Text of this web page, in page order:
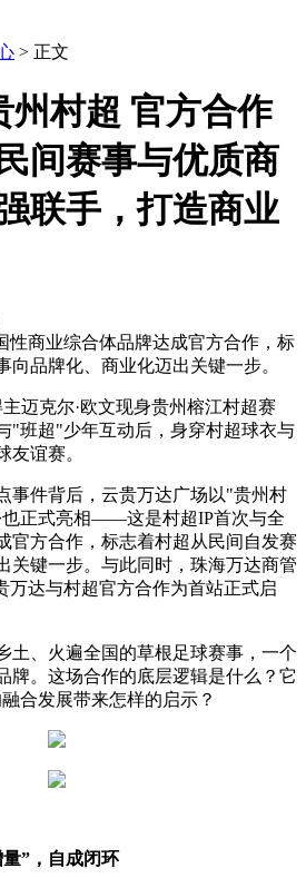
> 正文
州村超 官方合作
间赛事与优质商
联手，打造商业
性商业综合体品牌达成官方合作，标
向品牌化、商业化迈出关键一步。
迈克尔·欧文现身贵州榕江村超赛
"班超"少年互动后，身穿村超球衣与
友谊赛。
事件背后，云贵万达广场以"贵州村
也正式亮相——这是村超IP首次与全
官方合作，标志着村超从民间自发赛
关键一步。与此同时，珠海万达商管
万达与村超官方合作为首站正式启
土、火遍全国的草根足球赛事，一个
牌。这场合作的底层逻辑是什么？它
合发展带来怎样的启示？
量” ， 自成闭环